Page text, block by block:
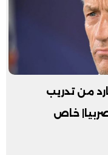
من تدريب
خاص